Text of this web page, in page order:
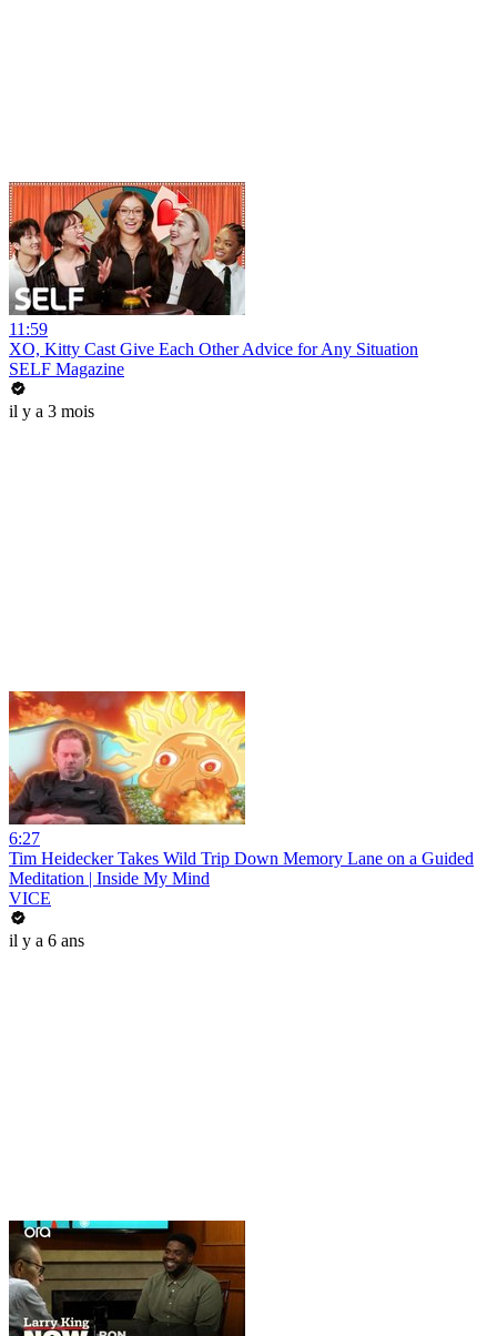
11:59
XO, Kitty Cast Give Each Other Advice for Any Situation
SELF Magazine
il y a 3 mois
6:27
Tim Heidecker Takes Wild Trip Down Memory Lane on a Guided
Meditation | Inside My Mind
VICE
il y a 6 ans